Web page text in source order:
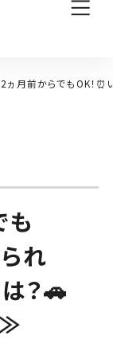
ヵ月前からでもOK！
も
れ
？🚗